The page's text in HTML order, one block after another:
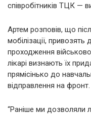
співробітників ТЦК —
Артем розповів, що
мобілізації,
проходження
лікарі визнають їх
прямісінько до
відправлення на фронт.
“Раніше ми дозволяли